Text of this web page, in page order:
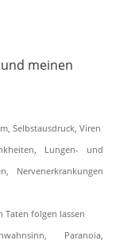
meinen
Selbstausdruck, Viren
Lungen- und
Nervenerkrankungen
folgen lassen
Paranoia,